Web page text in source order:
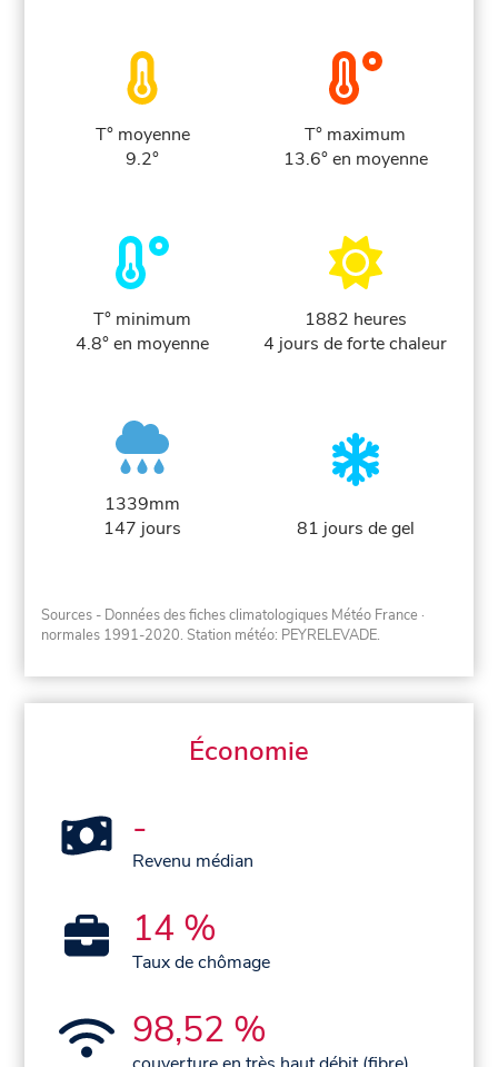
T° moyenne
9.2°
T° maximum
13.6° en moyenne
T° minimum
4.8° en moyenne
1882 heures
4 jours de forte chaleur
1339mm
147 jours
81 jours de gel
Sources - Données des fiches climatologiques Météo France ·
normales 1991-2020. Station météo: PEYRELEVADE.
Économie
-
Revenu médian
14 %
Taux de chômage
98,52 %